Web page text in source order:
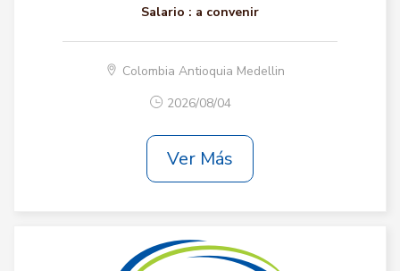
Salario : a convenir
Colombia Antioquia Medellin
2026/08/04
Ver Más